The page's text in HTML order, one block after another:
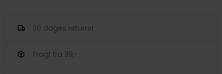
30 dages returret
Fragt fra 39,-